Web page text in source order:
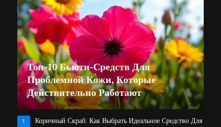
Топ-10 Бьюти-Средств Для
Проблемной Кожи, Которые
Действительно Работают
1
Коричный Скраб: Как Выбрать Идеальное Средство Для